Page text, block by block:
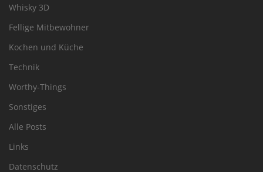
Whisky 3D
Fellige Mitbewohner
Kochen und Küche
Technik
Worthy-Things
Sonstiges
Alle Posts
Links
Datenschutz